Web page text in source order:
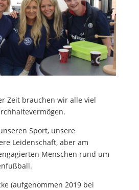
Zeit brauchen wir alle viel
Sport, unsere
Leidenschaft, aber am
Menschen rund um
(aufgenommen 2019 bei